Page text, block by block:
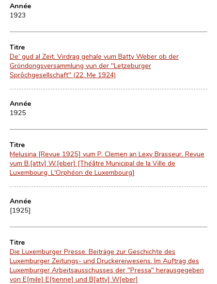
Année
1923
Titre
De' gud al Zeit. Virdrag gehale vum Batty Weber ob der
Gröndongsversammlung vun der "Letzeburger
Sprôchgesellschaft" (22. Me 1924)
Année
1925
Titre
Melusina [Revue 1925] vum P. Clemen an Lexy Brasseur. Revue
vum B.[atty] W.[eber] [Théâtre Municipal de la Ville de
Luxembourg. L'Orphéon de Luxembourg]
Année
[1925]
Titre
Die Luxemburger Presse. Beiträge zur Geschichte des
Luxemburger Zeitungs- und Druckereiwesens. Im Auftrag des
Luxemburger Arbeitsausschusses der "Pressa" herausgegeben
von E[mile] E[tienne] und B[atty] W[eber]